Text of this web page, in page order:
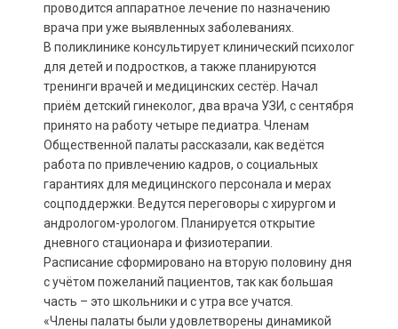
проводится аппаратное лечение по назначению
врача при уже выявленных заболеваниях.
В поликлинике консультирует клинический психолог
для детей и подростков, а также планируются
тренинги врачей и медицинских сестёр. Начал
приём детский гинеколог, два врача УЗИ, с сентября
принято на работу четыре педиатра. Членам
Общественной палаты рассказали, как ведётся
работа по привлечению кадров, о социальных
гарантиях для медицинского персонала и мерах
соцподдержки. Ведутся переговоры с хирургом и
андрологом-урологом. Планируется открытие
дневного стационара и физиотерапии.
Расписание сформировано на вторую половину дня
с учётом пожеланий пациентов, так как большая
часть – это школьники и с утра все учатся.
«Члены палаты были удовлетворены динамикой